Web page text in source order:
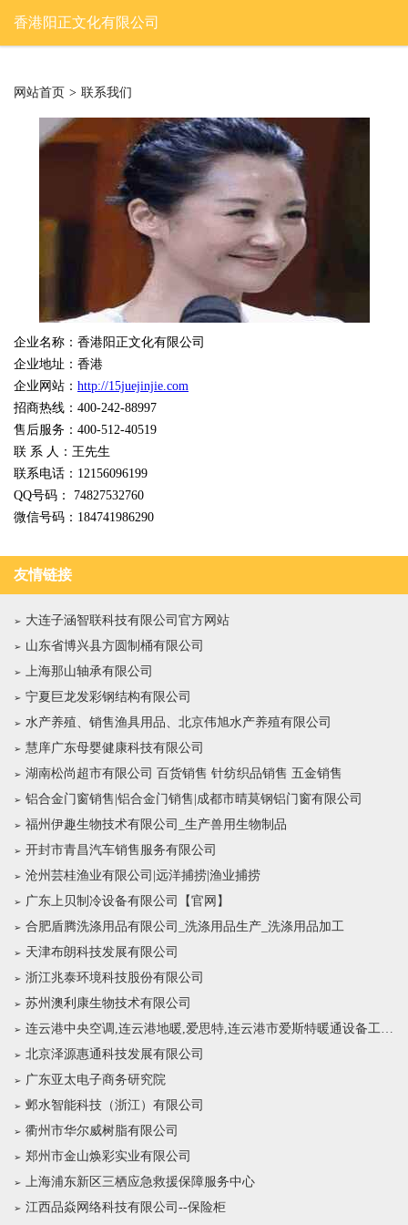
香港阳正文化有限公司
网站首页 > 联系我们
企业名称：香港阳正文化有限公司
企业地址：香港
企业网站： http://15juejinjie.com
招商热线：400-242-88997
售后服务：400-512-40519
联 系 人：王先生
联系电话：12156096199
QQ号码： 74827532760
微信号码：184741986290
友情链接
大连子涵智联科技有限公司官方网站
山东省博兴县方圆制桶有限公司
上海那山轴承有限公司
宁夏巨龙发彩钢结构有限公司
水产养殖、销售渔具用品、北京伟旭水产养殖有限公司
慧庠广东母婴健康科技有限公司
湖南松尚超市有限公司 百货销售 针纺织品销售 五金销售
铝合金门窗销售|铝合金门销售|成都市晴莫钢铝门窗有限公司
福州伊趣生物技术有限公司_生产兽用生物制品
开封市青昌汽车销售服务有限公司
沧州芸桂渔业有限公司|远洋捕捞|渔业捕捞
广东上贝制冷设备有限公司【官网】
合肥盾腾洗涤用品有限公司_洗涤用品生产_洗涤用品加工
天津布朗科技发展有限公司
浙江兆泰环境科技股份有限公司
苏州澳利康生物技术有限公司
连云港中央空调,连云港地暖,爱思特,连云港市爱斯特暖通设备工程有限公司
北京泽源惠通科技发展有限公司
广东亚太电子商务研究院
邺水智能科技（浙江）有限公司
衢州市华尔威树脂有限公司
郑州市金山焕彩实业有限公司
上海浦东新区三栖应急救援保障服务中心
江西品焱网络科技有限公司--保险柜